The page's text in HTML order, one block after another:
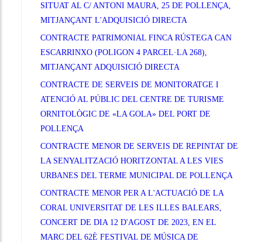
SITUAT AL C/ ANTONI MAURA, 25 DE POLLENÇA,
MITJANÇANT L'ADQUISICIÓ DIRECTA
CONTRACTE PATRIMONIAL FINCA RÚSTEGA CAN
ESCARRINXO (POLIGON 4 PARCEL·LA 268),
MITJANÇANT ADQUISICIÓ DIRECTA
CONTRACTE DE SERVEIS DE MONITORATGE I
ATENCIÓ AL PÚBLIC DEL CENTRE DE TURISME
ORNITOLÒGIC DE «LA GOLA» DEL PORT DE
POLLENÇA
CONTRACTE MENOR DE SERVEIS DE REPINTAT DE
LA SENYALITZACIÓ HORITZONTAL A LES VIES
URBANES DEL TERME MUNICIPAL DE POLLENÇA
CONTRACTE MENOR PER A L'ACTUACIÓ DE LA
CORAL UNIVERSITAT DE LES ILLES BALEARS,
CONCERT DE DIA 12 D'AGOST DE 2023, EN EL
MARC DEL 62È FESTIVAL DE MÚSICA DE